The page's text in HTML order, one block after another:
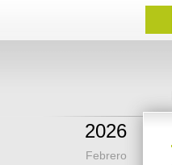
2026
Febrero